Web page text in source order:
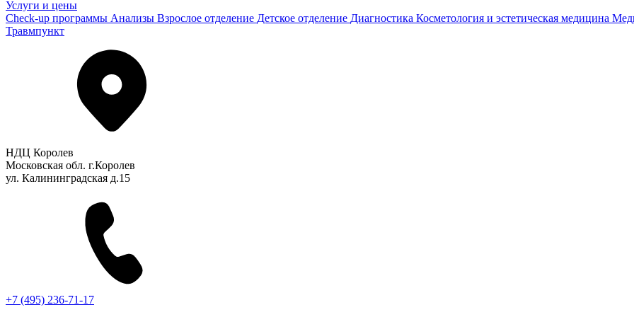
Услуги и цены
Check-up программы Анализы Взрослое отделение Детское отделение Диагностика Косметология и эстетическая медицина
Травмпункт
НДЦ Королев
Московская обл. г.Королев
ул. Калининградская д.15
+7 (495) 236-71-17